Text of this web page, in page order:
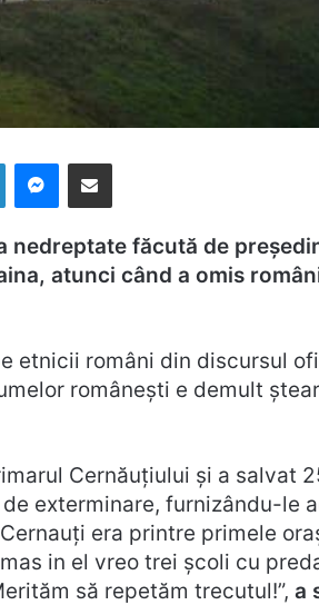
LinkedInMessenger
Distribuie prin mail
nedreptate făcută de
atunci când a omis
etnicii români din discursul
românești e demult
Cernăuțiului și a salvat
exterminare, furnizându-le
era printre primele
in el vreo trei școli cu
să repetăm trecutul!”, a